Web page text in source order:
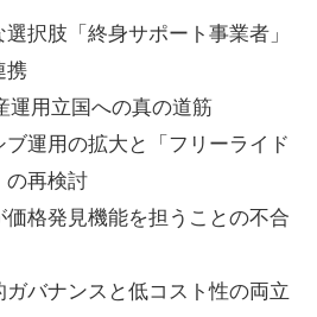
選択肢「終身サポート事業者」
携
用立国への真の道筋
ブ運用の拡大と「フリーライド
の再検討
価格発見機能を担うことの不合
ガバナンスと低コスト性の両立